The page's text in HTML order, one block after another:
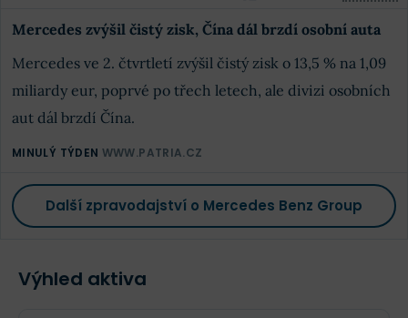
Mercedes zvýšil čistý zisk, Čína dál brzdí osobní auta
Mercedes ve 2. čtvrtletí zvýšil čistý zisk o 13,5 % na 1,09
miliardy eur, poprvé po třech letech, ale divizi osobních
aut dál brzdí Čína.
MINULÝ TÝDEN WWW.PATRIA.CZ
Další zpravodajství o Mercedes Benz Group
Výhled aktiva